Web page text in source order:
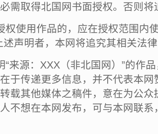
需取得北国网书面授权。否则将
权使用作品的，应在授权范围内
述声明者，本网将追究其相关法
“来源：XXX（非北国网）”的作
于传递更多信息，并不代表本
载其他媒体之稿件，意在为公
不想在本网发布，可与本网联